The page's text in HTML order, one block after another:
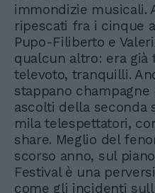
immondizie musicali.
ripescati fra i cinque
Pupo-Filiberto e
qualcun altro: era già
televoto, tranquilli.
stappano
ascolti della seconda
mila telespettatori,
share. Meglio del
scorso anno, sul
Festival è una
come gli incidenti